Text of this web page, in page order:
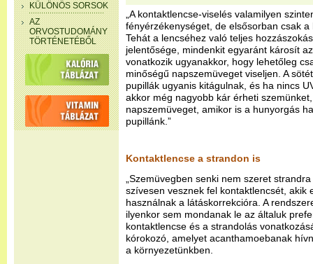
KÜLÖNÖS SORSOK
AZ
ORVOSTUDOMÁNY
TÖRTÉNETÉBŐL
„A kontaktlencse-viselés valamilyen
fényérzékenységet, de elsősorban csak
Tehát a lencséhez való teljes
jelentősége, mindenkit egyaránt károsít
vonatkozik ugyanakkor, hogy lehetőleg
minőségű napszemüveget viseljen. A
pupillák ugyanis kitágulnak, és ha nincs
akkor még nagyobb kár érheti
napszemüveget, amikor is a hunyorgás
pupillánk.”
Kontaktlencse a strandon is
„Szemüvegben senki nem szeret
szívesen vesznek fel kontaktlencsét, akik
használnak a látáskorrekcióra. A
ilyenkor sem mondanak le az általuk
kontaktlencse és a strandolás
kórokozó, amelyet acanthamoebanak
a környezetünkben.